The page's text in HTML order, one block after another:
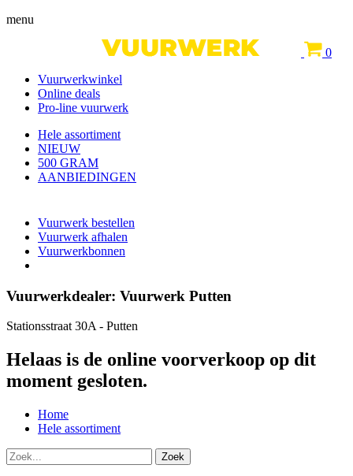
menu
0
Vuurwerkwinkel
Online deals
Pro-line vuurwerk
Hele assortiment
NIEUW
500 GRAM
AANBIEDINGEN
Vuurwerk bestellen
Vuurwerk afhalen
Vuurwerkbonnen
Vuurwerkdealer: Vuurwerk Putten
Stationsstraat 30A - Putten
Helaas is de online voorverkoop op dit
moment gesloten.
Home
Hele assortiment